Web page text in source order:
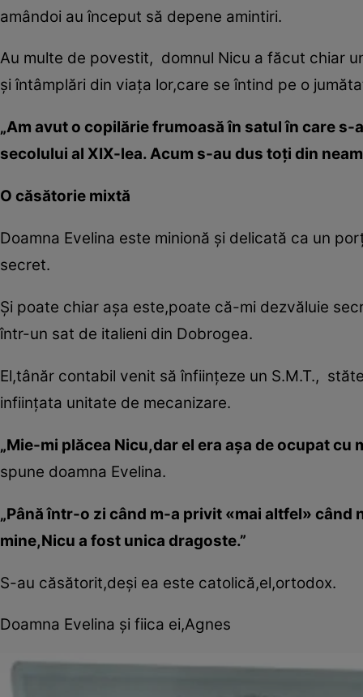
amândoi au început să depene amintiri.
Au multe de povestit, domnul Nicu a făcut chiar
şi întâmplări din viaţa lor,care se întind pe o
„Am avut o copilărie frumoasă în satul în care
secolului al XIX-lea. Acum s-au dus toţi din
O căsătorie mixtă
Doamna Evelina este minionă şi delicată ca un
secret.
Şi poate chiar aşa este,poate că-mi dezvăluie
într-un sat de italieni din Dobrogea.
El,tânăr contabil venit să înfiinţeze un S.M.T.,
infiinţata unitate de mecanizare.
„Mie-mi plăcea Nicu,dar el era aşa de ocupat
spune doamna Evelina.
„Până într-o zi când m-a privit «mai altfel»
mine,Nicu a fost unica dragoste.”
S-au căsătorit,deşi ea este catolică,el,ortodox.
Doamna Evelina şi fiica ei,Agnes